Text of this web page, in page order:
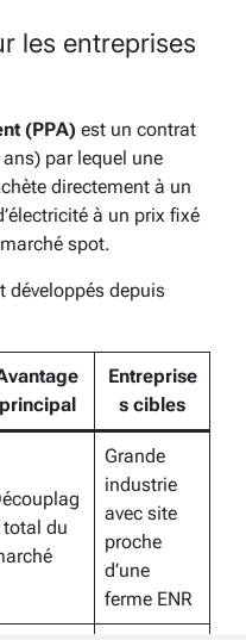
les entreprises
(PPA) est un contrat
par lequel une
directement à un
à un prix fixé
spot.
développés depuis
principal
Entreprise
s cibles
total du
Grande
industrie
avec site
proche
d’une
ferme ENR